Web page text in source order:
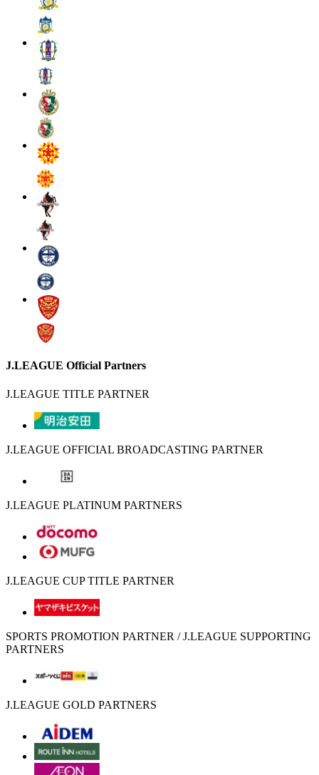
J.LEAGUE Official Partners
J.LEAGUE TITLE PARTNER
J.LEAGUE OFFICIAL BROADCASTING PARTNER
J.LEAGUE PLATINUM PARTNERS
J.LEAGUE CUP TITLE PARTNER
SPORTS PROMOTION PARTNER / J.LEAGUE SUPPORTING
PARTNERS
J.LEAGUE GOLD PARTNERS